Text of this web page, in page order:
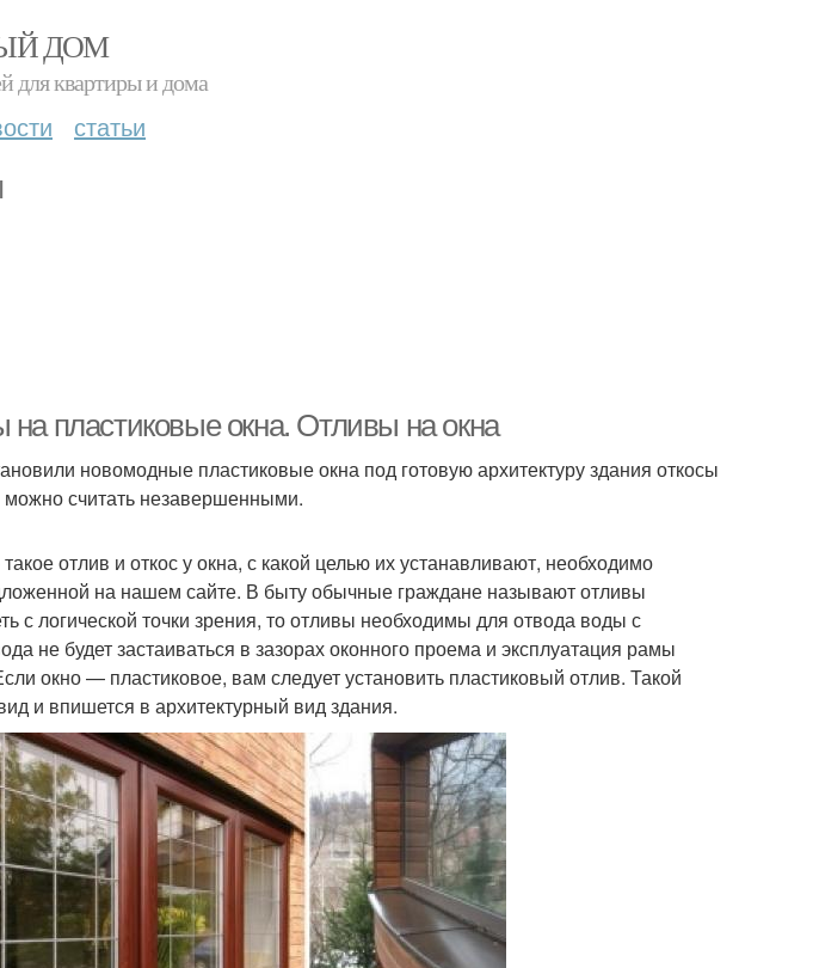
ДОМ
для квартиры и дома
статьи
на пластиковые окна. Отливы на окна
новомодные пластиковые окна под готовую архитектуру здания откосы
можно считать незавершенными.
отлив и откос у окна, с какой целью их устанавливают, необходимо
на нашем сайте. В быту обычные граждане называют отливы
с логической точки зрения, то отливы необходимы для отвода воды с
не будет застаиваться в зазорах оконного проема и эксплуатация рамы
окно — пластиковое, вам следует установить пластиковый отлив. Такой
и впишется в архитектурный вид здания.